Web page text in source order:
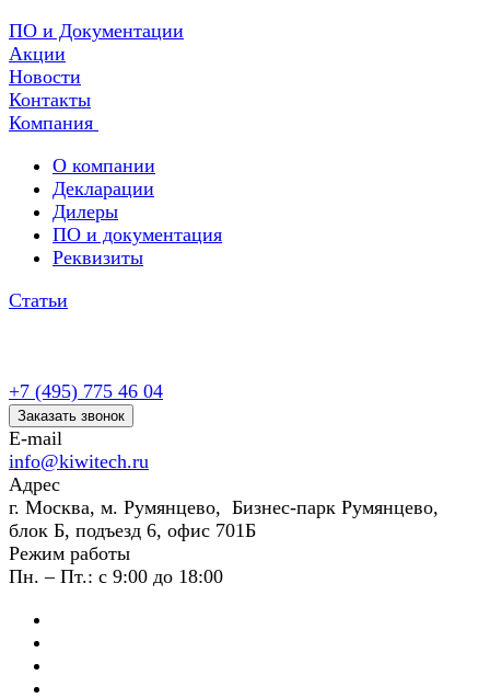
ПО и Документации
Акции
Новости
Контакты
Компания
О компании
Декларации
Дилеры
ПО и документация
Реквизиты
Статьи
+7 (495) 775 46 04
Заказать звонок
E-mail
info@kiwitech.ru
Адрес
г. Москва, м. Румянцево, Бизнес-парк Румянцево,
блок Б, подъезд 6, офис 701Б
Режим работы
Пн. – Пт.: с 9:00 до 18:00